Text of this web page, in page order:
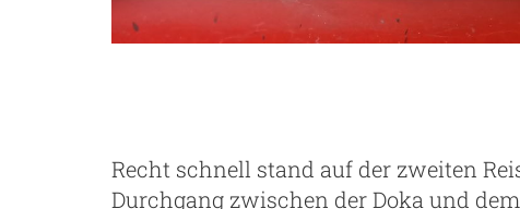
Recht schnell stand auf der zweiten
Durchgang zwischen der Doka und